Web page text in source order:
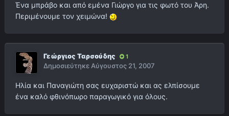
Ένα μπράβο και από εμένα Γιώργο για τις φωτό του Άρη.
Περιμένουμε τον χειμώνα!
Γεώργιος Ταρσούδης 1
ΔημοσιεύτηκεΑύγουστος 21, 2007
Ηλία και Παναγιώτη σας ευχαριστώ και ας ελπίσουμε
ένα καλό φθινόπωρο παραγωγικό για όλους.